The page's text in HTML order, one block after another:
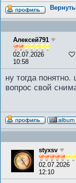
Алексей791
02.07.2026
10:58
ну тогда
вопрос свой
styxsv
02.07.2026
12:10